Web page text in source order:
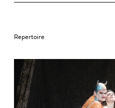
Repertoire